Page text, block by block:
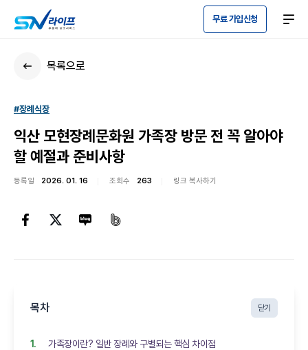
무료 가입신청
목록으로
#장례식장
익산 모현장례문화원 가족장 방문 전 꼭 알아야
할 예절과 준비사항
등록일 2026. 01. 16 조회수 263 링크 복사하기
목차 닫기
가족장이란? 일반 장례와 구별되는 핵심 차이점